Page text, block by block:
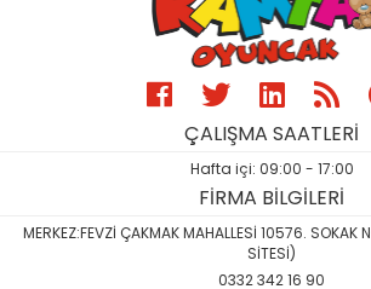
ÇALIŞMA SAATLERİ
Hafta içi: 09:00 - 17:00
FİRMA BİLGİLERİ
MERKEZ:FEVZİ ÇAKMAK MAHALLESİ 10576. SOKAK
SİTESİ)
0332 342 16 90